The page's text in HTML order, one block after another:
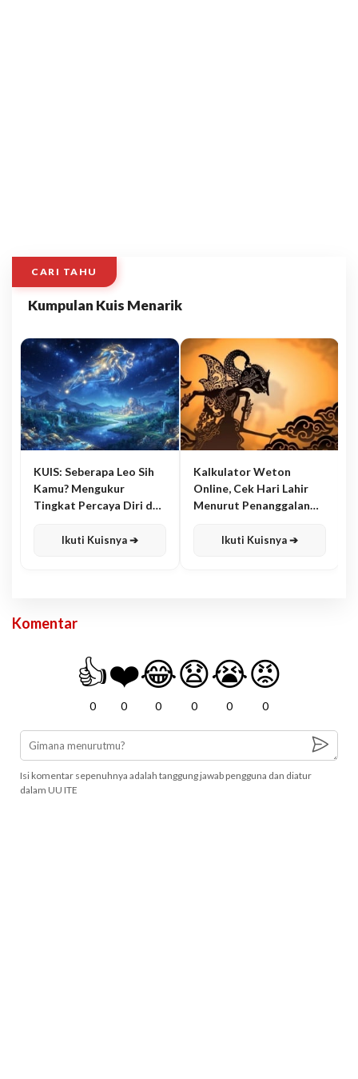
CARI TAHU
Kumpulan Kuis Menarik
KUIS: Seberapa Leo Sih
Kamu? Mengukur
Tingkat Percaya Diri dan
Ikuti Kuisnya ➔
Kalkulator Weton
Online, Cek Hari Lahir
Menurut Penanggalan
Ikuti Kuisnya ➔
Komentar
👍
0
❤️
0
😂
0
😧
0
😭
0
😡
0
Isi komentar sepenuhnya adalah tanggung jawab pengguna dan diatur
dalam UU ITE